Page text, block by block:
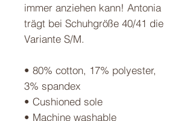
immer anziehen kann! Antonia
trägt bei Schuhgröße 40/41 die
Variante S/M.
• 80% cotton, 17% polyester,
3% spandex
• Cushioned sole
• Machine washable